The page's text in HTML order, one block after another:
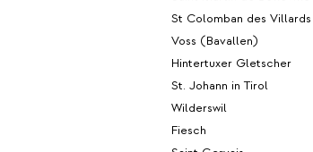
St Colomban des Villards
Voss (Bavallen)
Hintertuxer Gletscher
St. Johann in Tirol
Wilderswil
Fiesch